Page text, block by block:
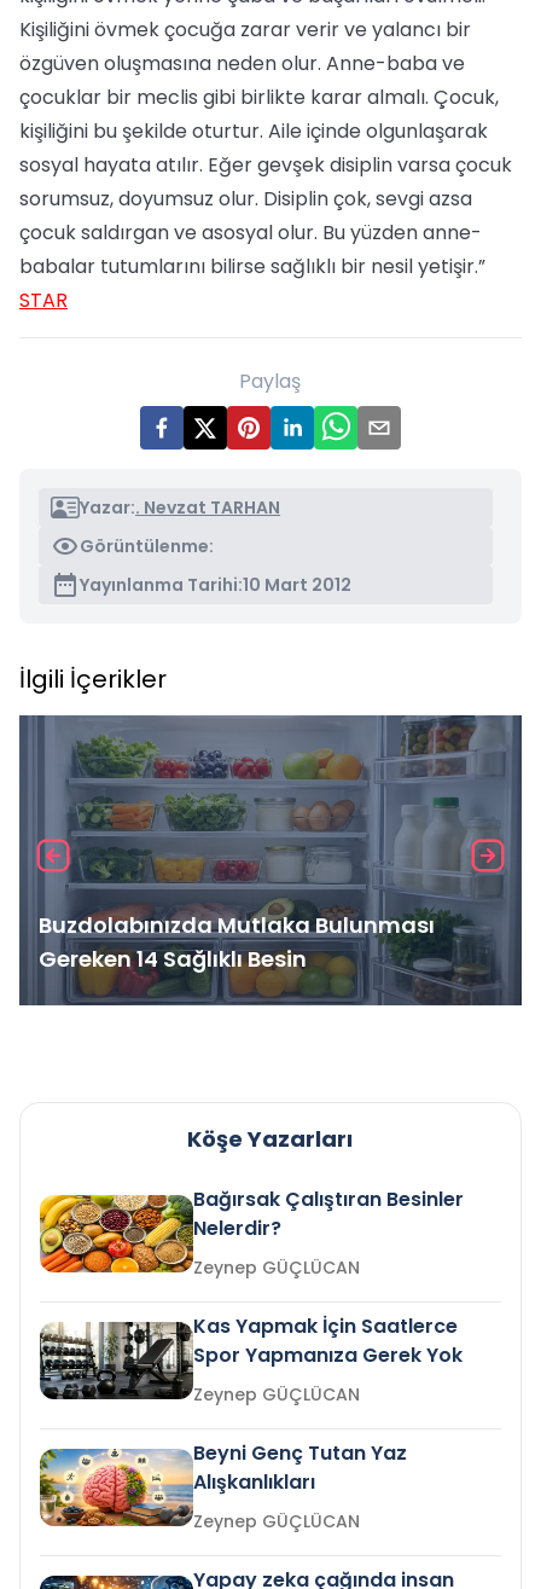
Kişiliğini övmek çocuğa zarar verir ve yalancı bir
özgüven oluşmasına neden olur. Anne-baba ve
çocuklar bir meclis gibi birlikte karar almalı. Çocuk,
kişiliğini bu şekilde oturtur. Aile içinde olgunlaşarak
sosyal hayata atılır. Eğer gevşek disiplin varsa çocuk
sorumsuz, doyumsuz olur. Disiplin çok, sevgi azsa
çocuk saldırgan ve asosyal olur. Bu yüzden anne-
babalar tutumlarını bilirse sağlıklı bir nesil yetişir.”
STAR
Paylaş
Yazar:. Nevzat TARHAN
Görüntülenme:
Yayınlanma Tarihi:10 Mart 2012
İlgili İçerikler
Buzdolabınızda Mutlaka Bulunması
Gereken 14 Sağlıklı Besin
Köşe Yazarları
Bağırsak Çalıştıran Besinler
Nelerdir?
Zeynep GÜÇLÜCAN
Kas Yapmak İçin Saatlerce
Spor Yapmanıza Gerek Yok
Zeynep GÜÇLÜCAN
Beyni Genç Tutan Yaz
Alışkanlıkları
Zeynep GÜÇLÜCAN
Yapay zeka çağında insan